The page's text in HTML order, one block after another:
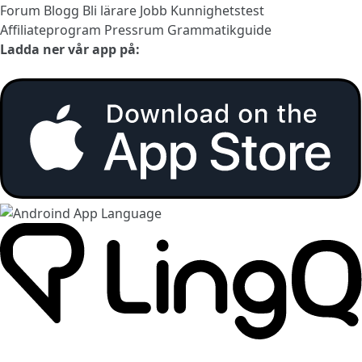
Forum Blogg Bli lärare Jobb Kunnighetstest
Affiliateprogram Pressrum Grammatikguide
Ladda ner vår app på: